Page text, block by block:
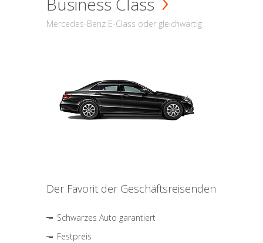
Mercedes-Benz E-Class oder gleichwärtig
Der Favorit der Geschäftsreisenden
Schwarzes Auto garantiert
Festpreis